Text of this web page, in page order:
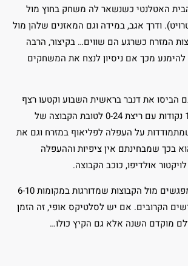
יתרון (5-10 זה מאזנה מול קבוצות הבית האטלנטי כשנשאר לה משחק בחוץ מול
דטרויט). ודרך אגב, במידה וגם המאזנים שלהן מול
המזרח כשרגע הם שווים… בקיצור, הרבה
מכך אם ניסיון לנצח את המשחקים
את דנבר בראשית השבוע וקטעו רצף
ארבעה הפסדים אבל חזרו והפסידו לת'אנדר ביום רביעי לא לפני ששמטו יתרון 18 נקודות עם ריצת 0-24 לטובת הקבוצה של
פעמיים את בוסטון, 4 פעמים קבוצות שמתמודדות על העפלה לפליאוף במזרח וגם את
בכך שמבחינתם אין ציפיות וההעפלה
אולדיפו, כוכב הקבוצה.
בוסטון מצידה, גם היא לא הולכת ללקק דבש עם שני מפגשים מול אינדיאנה, 4 מפגשים מול הקבוצות שמדורגות במקומות 6-10
הקרובים. אם יש לסלטיקס אופי, זה הזמן
מוקדם השנה אלא גם הקיץ כולו…